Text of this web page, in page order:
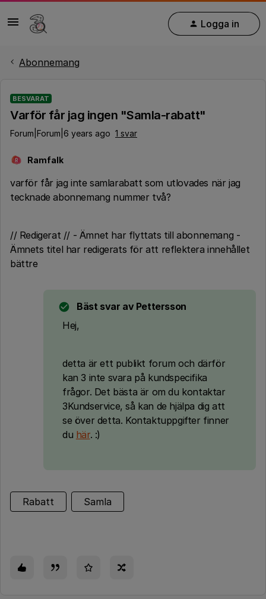
Logga in
Abonnemang
BESVARAT
Varför får jag ingen "Samla-rabatt"
Forum|Forum|6 years ago 1 svar
R Ramfalk
varför får jag inte samlarabatt som utlovades när jag
tecknade abonnemang nummer två?
// Redigerat // - Ämnet har flyttats till abonnemang -
Ämnets titel har redigerats för att reflektera innehållet
bättre
Bäst svar av Pettersson
Hej,
detta är ett publikt forum och därför
kan 3 inte svara på kundspecifika
frågor. Det bästa är om du kontaktar
3Kundservice, så kan de hjälpa dig att
se över detta. Kontaktuppgifter finner
du här. :)
Rabatt Samla